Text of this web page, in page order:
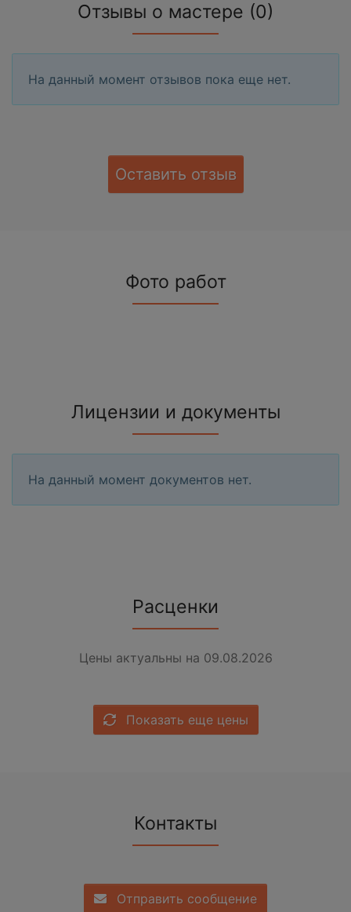
Отзывы о мастере (0)
На данный момент отзывов пока еще нет.
Оставить отзыв
Фото работ
Лицензии и документы
На данный момент документов нет.
Расценки
Цены актуальны на 09.08.2026
Показать еще цены
Контакты
Отправить сообщение